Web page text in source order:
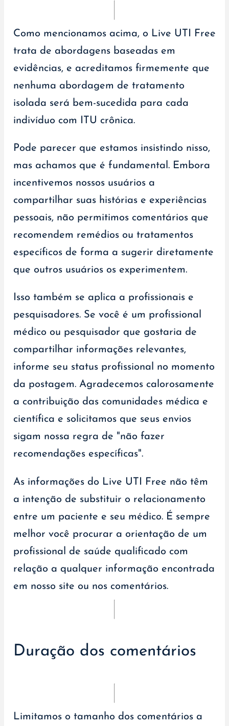
Como mencionamos acima, o Live UTI Free
trata de abordagens baseadas em
evidências, e acreditamos firmemente que
nenhuma abordagem de tratamento
isolada será bem-sucedida para cada
indivíduo com ITU crônica.
Pode parecer que estamos insistindo nisso,
mas achamos que é fundamental. Embora
incentivemos nossos usuários a
compartilhar suas histórias e experiências
pessoais, não permitimos comentários que
recomendem remédios ou tratamentos
específicos de forma a sugerir diretamente
que outros usuários os experimentem.
Isso também se aplica a profissionais e
pesquisadores. Se você é um profissional
médico ou pesquisador que gostaria de
compartilhar informações relevantes,
informe seu status profissional no momento
da postagem. Agradecemos calorosamente
a contribuição das comunidades médica e
científica e solicitamos que seus envios
sigam nossa regra de "não fazer
recomendações específicas".
As informações do Live UTI Free não têm
a intenção de substituir o relacionamento
entre um paciente e seu médico. É sempre
melhor você procurar a orientação de um
profissional de saúde qualificado com
relação a qualquer informação encontrada
em nosso site ou nos comentários.
Duração dos comentários
Limitamos o tamanho dos comentários a